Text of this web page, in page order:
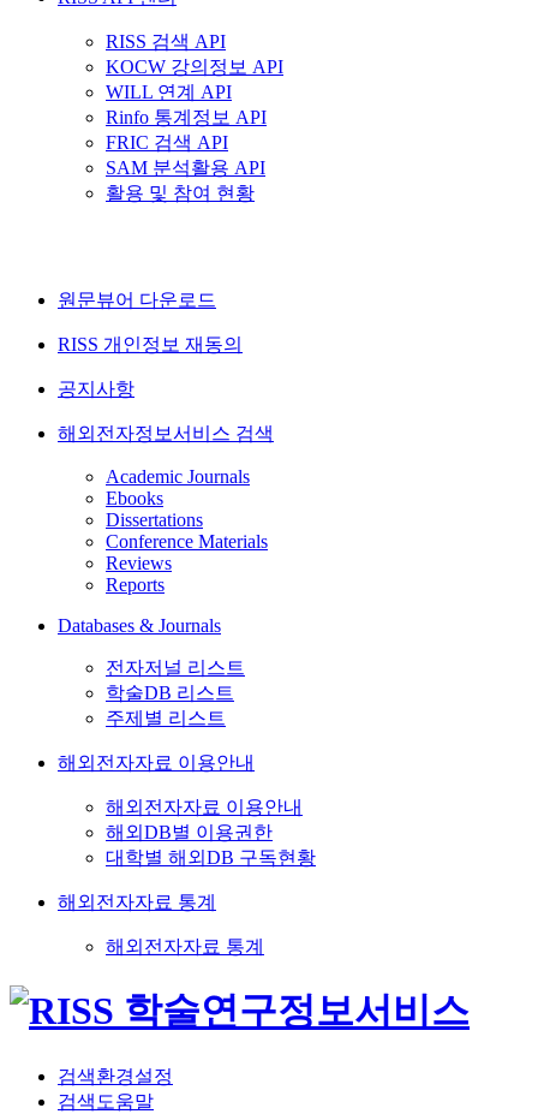
RISS 검색 API
KOCW 강의정보 API
WILL 연계 API
Rinfo 통계정보 API
FRIC 검색 API
SAM 분석활용 API
활용 및 참여 현황
원문뷰어 다운로드
RISS 개인정보 재동의
공지사항
해외전자정보서비스 검색
Academic Journals
Ebooks
Dissertations
Conference Materials
Reviews
Reports
Databases & Journals
전자저널 리스트
학술DB 리스트
주제별 리스트
해외전자자료 이용안내
해외전자자료 이용안내
해외DB별 이용권한
대학별 해외DB 구독현황
해외전자자료 통계
해외전자자료 통계
검색환경설정
검색도움말